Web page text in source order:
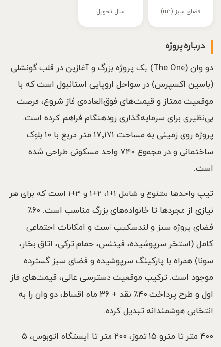
فضای سبز (m²) سال تحویل
درباره پروژه
دو وان (The One) یک پروژه بزرگ و آغازین در قلب گونشلی
(باسین اکسپرس) در سواحل اروپایی استانبول است که با
موقعیت ممتاز و قیمت‌های فوق‌العاده‌ی فاز شروع، فرصت
بی‌نظیری برای سرمایه‌گذاری زودهنگام فراهم کرده است.
پروژه روی زمینی به مساحت ۱۷٬۱۷۱ متر مربع با ۱۰ بلوک
ساختمانی و در مجموع ۷۴۰ واحد مسکونی طراحی شده
است.
تیپ واحدها متنوع و شامل ۱+۱، ۲+۱ و ۳+۱ است که برای هر
نیازی از مجردها تا خانواده‌های بزرگ مناسب است. ۶۰٪
فضای پروژه سبز و لندسکیپ است و امکانات اجتماعی
کامل (استخر سرپوشیده، فیتنس، حمام ترکی، اتاق بخار،
سونا) همراه با پارکینگ سرپوشیده و فضای سبز گسترده
موجود است. ترکیب موقعیت دسترسی عالی، قیمت‌های فاز
اول و طرح پرداخت ۴۰٪ نقد + ۳۶ ماه اقساط، دو وان را به
انتخابی هوشمندانه تبدیل کرده.
۴۰۰ متر تا مترو ۱۵ تموز، ۲۰۰ متر تا ایستگاه اتوبوس، ۵